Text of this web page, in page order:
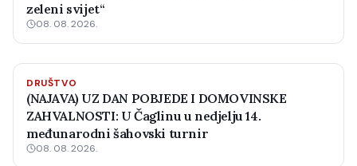
zeleni svijet“
08. 08. 2026.
DRUŠTVO
(NAJAVA) UZ DAN POBJEDE I DOMOVINSKE
ZAHVALNOSTI: U Čaglinu u nedjelju 14.
međunarodni šahovski turnir
08. 08. 2026.